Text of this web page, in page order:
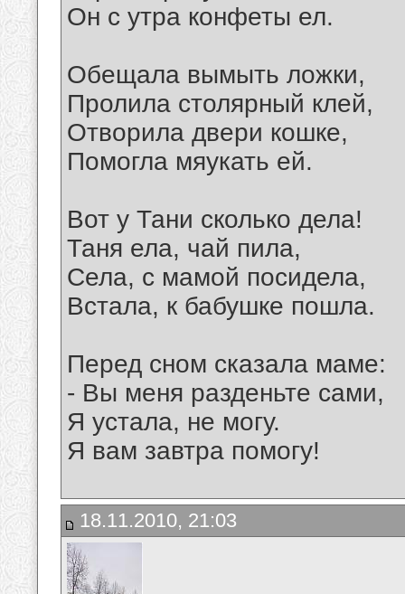
Он с утра конфеты ел.
Обещала вымыть ложки,
Пролила столярный клей,
Отворила двери кошке,
Помогла мяукать ей.
Вот у Тани сколько дела!
Таня ела, чай пила,
Села, с мамой посидела,
Встала, к бабушке пошла.
Перед сном сказала маме:
- Вы меня разденьте сами,
Я устала, не могу.
Я вам завтра помогу!
18.11.2010, 21:03